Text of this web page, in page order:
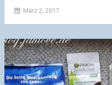
März 2, 2017